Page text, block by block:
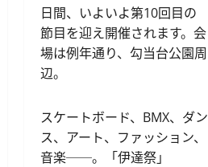
日間、いよいよ第10回目の
節目を迎え開催されます。会
場は例年通り、勾当台公園周
辺。
スケートボード、BMX、ダン
ス、アート、ファッション、
音楽──。「伊達祭」